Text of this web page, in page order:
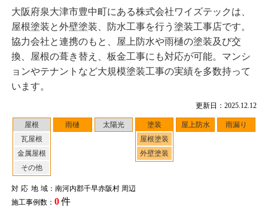
更新日：2025.12.12
屋根
瓦屋根
金属屋根
その他
雨樋 太陽光
塗装
屋根塗装
外壁塗装
屋上防水 雨漏り
対応地域：南河内郡千早赤阪村 周辺
施工事例数： 0件
大阪府泉大津市豊中町にある株式会社ワイズテックは、
屋根塗装と外壁塗装、防水工事を行う塗装工事店です。
協力会社と連携のもと、屋上防水や雨樋の塗装及び交
換、屋根の葺き替え、板金工事にも対応が可能。マンシ
ョンやテナントなど大規模塗装工事の実績を多数持って
います。